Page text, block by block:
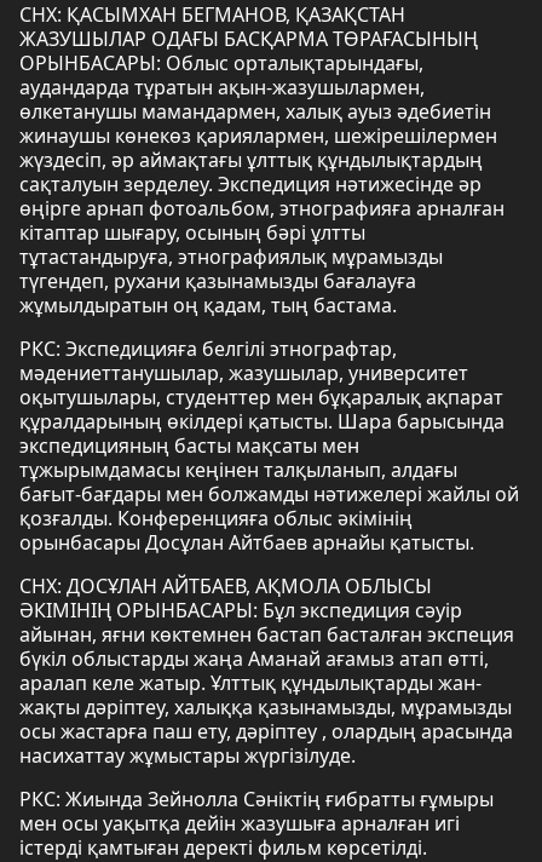
СНХ: ҚАСЫМХАН БЕГМАНОВ, ҚАЗАҚСТАН
ЖАЗУШЫЛАР ОДАҒЫ БАСҚАРМА ТӨРАҒАСЫНЫҢ
ОРЫНБАСАРЫ: Облыс орталықтарындағы,
аудандарда тұратын ақын-жазушылармен,
өлкетанушы мамандармен, халық ауыз әдебиетін
жинаушы көнекөз қариялармен, шежірешілермен
жүздесіп, әр аймақтағы ұлттық құндылықтардың
сақталуын зерделеу. Экспедиция нәтижесінде әр
өңірге арнап фотоальбом, этнографияға арналған
кітаптар шығару, осының бәрі ұлтты
тұтастандыруға, этнографиялық мұрамызды
түгендеп, рухани қазынамызды бағалауға
жұмылдыратын оң қадам, тың бастама.
РКС: Экспедицияға белгілі этнографтар,
мәдениеттанушылар, жазушылар, университет
оқытушылары, студенттер мен бұқаралық ақпарат
құралдарының өкілдері қатысты. Шара барысында
экспедицияның басты мақсаты мен
тұжырымдамасы кеңінен талқыланып, алдағы
бағыт-бағдары мен болжамды нәтижелері жайлы ой
қозғалды. Конференцияға облыс әкімінің
орынбасары Досұлан Айтбаев арнайы қатысты.
СНХ: ДОСҰЛАН АЙТБАЕВ, АҚМОЛА ОБЛЫСЫ
ӘКІМІНІҢ ОРЫНБАСАРЫ: Бұл экспедиция сәуір
айынан, яғни көктемнен бастап басталған экспеция
бүкіл облыстарды жаңа Аманай ағамыз атап өтті,
аралап келе жатыр. Ұлттық құндылықтарды жан-
жақты дәріптеу, халыққа қазынамызды, мұрамызды
осы жастарға паш ету, дәріптеу , олардың арасында
насихаттау жұмыстары жүргізілуде.
РКС: Жиында Зейнолла Сәніктің ғибратты ғұмыры
мен осы уақытқа дейін жазушыға арналған игі
істерді қамтыған деректі фильм көрсетілді.